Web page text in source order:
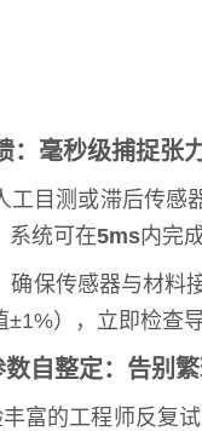
：毫秒级捕捉张
工目测或滞后传感
系统可在5ms内完
确保传感器与材料
），立即检查
自整定：告别
富的工程师反复